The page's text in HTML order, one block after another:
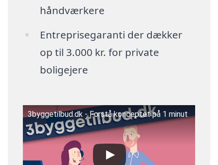
håndværkere
Entreprisegaranti der dækker
op til 3.000 kr. for private
boligejere
3byggetilbud.dk - Forstå konceptet på 1 minut